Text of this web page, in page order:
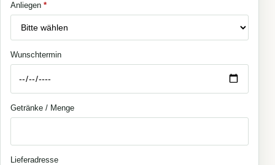
Anliegen *
Wunschtermin
Getränke / Menge
Lieferadresse